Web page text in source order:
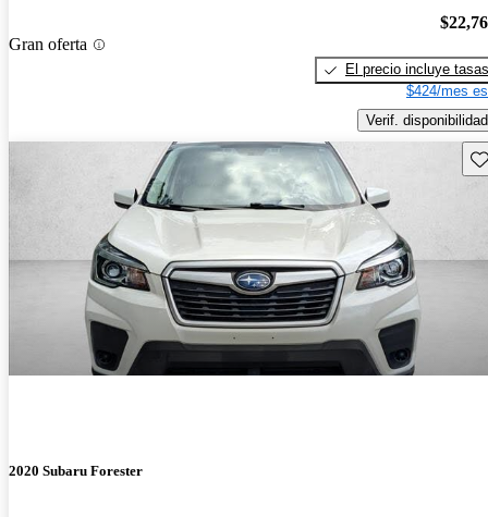
Gran oferta
El precio incluye tasas
$424/mes
Verif. disponibilidad
2020 Subaru Forester